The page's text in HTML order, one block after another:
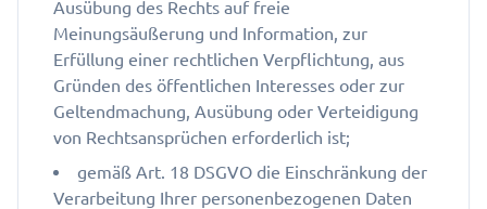
Ausübung des Rechts auf freie
Meinungsäußerung und Information, zur
Erfüllung einer rechtlichen Verpflichtung, aus
Gründen des öffentlichen Interesses oder zur
Geltendmachung, Ausübung oder Verteidigung
von Rechtsansprüchen erforderlich ist;
gemäß Art. 18 DSGVO die Einschränkung der
Verarbeitung Ihrer personenbezogenen Daten